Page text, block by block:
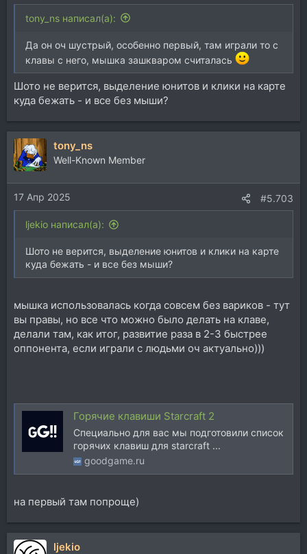
tony_ns написал(а):
Да он оч шустрый, особенно первый, там играли то с
клавы с него, мышка зашкваром считалась
Шото не верится, выделение юнитов и клики на карте
куда бежать - и все без мыши?
tony_ns
Well-Known Member
17 Апр 2025 #5.703
ljekio написал(а):
Шото не верится, выделение юнитов и клики на карте
куда бежать - и все без мыши?
мышка использовалась когда совсем без вариков - тут
вы правы, но все что можно было делать на клаве,
делали там, как итог, развитие раза в 2-3 быстрее
оппонента, если играли с людьми оч актуально)))
Горячие клавиши Starcraft 2
Специально для вас мы подготовили список
горячих клавиш для starcraft ...
goodgame.ru
на первый там попроще)
ljekio